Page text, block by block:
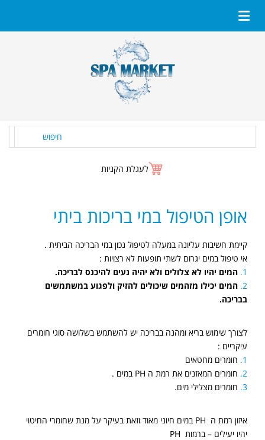
חיפוש
לעגלת הקניות
אופן הטיפול במי בריכות ביתי
קיימת חשיבות עליונה במעלה לטיפול נכון במי הבריכה הביתית .
אי טיפול במים יגרום לשתי תופעות לא רצויות :
המים יהיו לא צלולים ולא יהיה נעים להיכנס לבריכה.
המים יכילו מזהמים שיכולים להזיק ולפגוע במשתמשים
בבריכה.
לצורך שימוש בריא ומהנה בבריכה יש להשתמש בשלושה סוגי חומרים
עיקריים :
חומרים מחטאים
חומרים המאזנים את רמת ה PH במים .
חומרים מצלילי מים.
איזון רמת ה PH במים חיוני מאוד וזאת בעיקר על מנת שחומרי החיטוי
יהיו יעילים – ברמות PH